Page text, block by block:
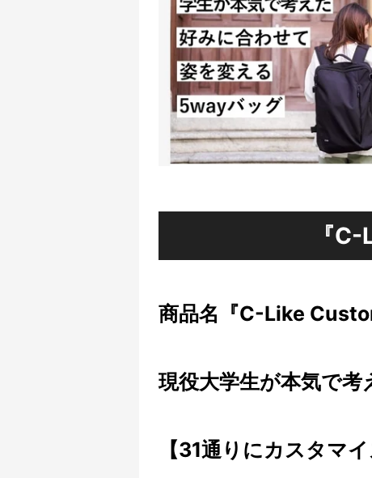
『
商品名 『C-Like
現役大学生が本気で考
【31通りにカスタマ